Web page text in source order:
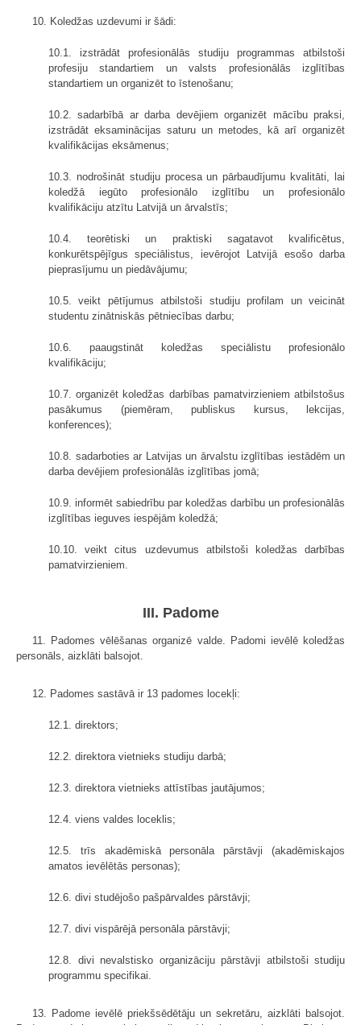
10. Koledžas uzdevumi ir šādi:
10.1. izstrādāt profesionālās studiju programmas atbilstoši
profesiju standartiem un valsts profesionālās izglītības
standartiem un organizēt to īstenošanu;
10.2. sadarbībā ar darba devējiem organizēt mācību praksi,
izstrādāt eksaminācijas saturu un metodes, kā arī organizēt
kvalifikācijas eksāmenus;
10.3. nodrošināt studiju procesa un pārbaudījumu kvalitāti, lai
koledžā iegūto profesionālo izglītību un profesionālo
kvalifikāciju atzītu Latvijā un ārvalstīs;
10.4. teorētiski un praktiski sagatavot kvalificētus,
konkurētspējīgus speciālistus, ievērojot Latvijā esošo darba
pieprasījumu un piedāvājumu;
10.5. veikt pētījumus atbilstoši studiju profilam un veicināt
studentu zinātniskās pētniecības darbu;
10.6. paaugstināt koledžas speciālistu profesionālo
kvalifikāciju;
10.7. organizēt koledžas darbības pamatvirzieniem atbilstošus
pasākumus (piemēram, publiskus kursus, lekcijas,
konferences);
10.8. sadarboties ar Latvijas un ārvalstu izglītības iestādēm un
darba devējiem profesionālās izglītības jomā;
10.9. informēt sabiedrību par koledžas darbību un profesionālās
izglītības ieguves iespējām koledžā;
10.10. veikt citus uzdevumus atbilstoši koledžas darbības
pamatvirzieniem.
III. Padome
11. Padomes vēlēšanas organizē valde. Padomi ievēlē koledžas
personāls, aizklāti balsojot.
12. Padomes sastāvā ir 13 padomes locekļi:
12.1. direktors;
12.2. direktora vietnieks studiju darbā;
12.3. direktora vietnieks attīstības jautājumos;
12.4. viens valdes loceklis;
12.5. trīs akadēmiskā personāla pārstāvji (akadēmiskajos
amatos ievēlētās personas);
12.6. divi studējošo pašpārvaldes pārstāvji;
12.7. divi vispārējā personāla pārstāvji;
12.8. divi nevalstisko organizāciju pārstāvji atbilstoši studiju
programmu specifikai.
13. Padome ievēlē priekšsēdētāju un sekretāru, aizklāti balsojot.